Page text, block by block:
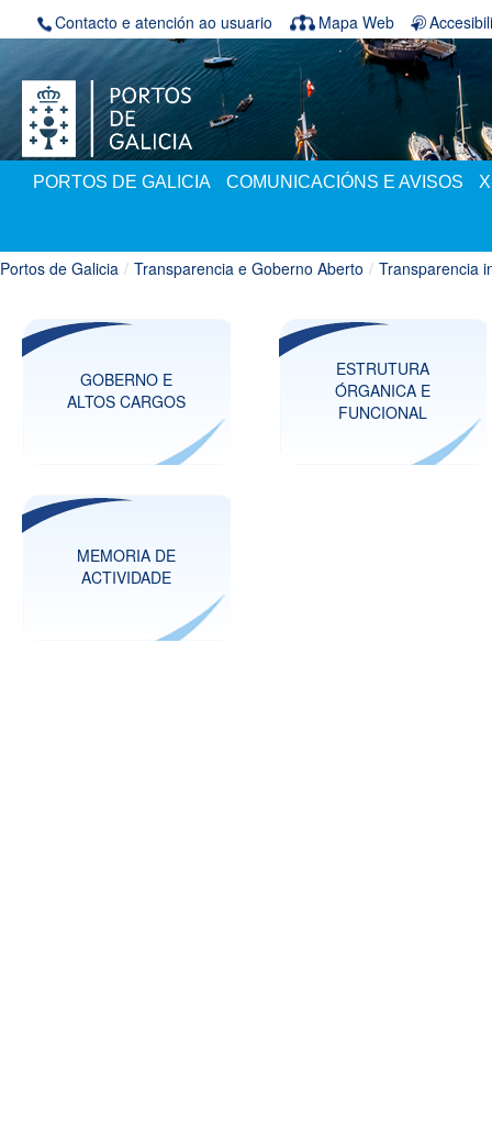
Volver ao contido
Contacto e atención ao usuario Mapa Web
PORTOS DE GALICIA COMUNICACIÓNS E AVISOS
Portos de Galicia / Transparencia e Goberno Aberto / Transparencia
GOBERNO E
ALTOS CARGOS
ESTRUTURA
ÓRGANICA E
FUNCIONAL
MEMORIA DE
ACTIVIDADE